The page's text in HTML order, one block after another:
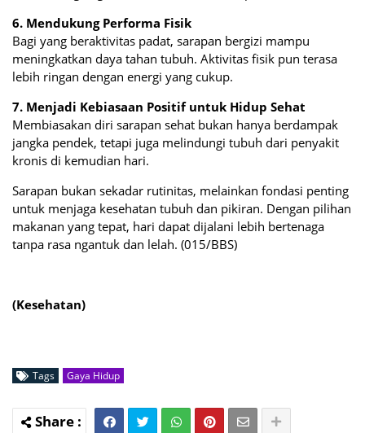
6. Mendukung Performa Fisik
Bagi yang beraktivitas padat, sarapan bergizi mampu
meningkatkan daya tahan tubuh. Aktivitas fisik pun terasa
lebih ringan dengan energi yang cukup.
7. Menjadi Kebiasaan Positif untuk Hidup Sehat
Membiasakan diri sarapan sehat bukan hanya berdampak
jangka pendek, tetapi juga melindungi tubuh dari penyakit
kronis di kemudian hari.
Sarapan bukan sekadar rutinitas, melainkan fondasi penting
untuk menjaga kesehatan tubuh dan pikiran. Dengan pilihan
makanan yang tepat, hari dapat dijalani lebih bertenaga
tanpa rasa ngantuk dan lelah. (015/BBS)
(Kesehatan)
Tags Gaya Hidup